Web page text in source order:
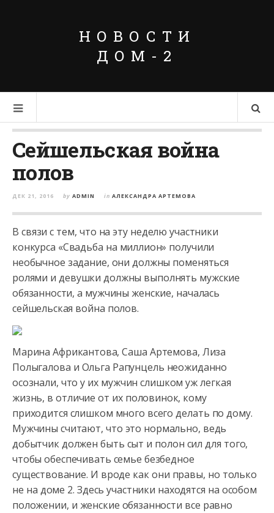
НОВОСТИ
ДОМ-2
Сейшельская война
полов
ДЕК 21, 2016 by ADMIN in АЛЕКСАНДРА АРТЕМОВА
В связи с тем, что на эту неделю участники
конкурса «Свадьба на миллион» получили
необычное задание, они должны поменяться
ролями и девушки должны выполнять мужские
обязанности, а мужчины женские, началась
сейшельская война полов.
Марина Африкантова, Саша Артемова, Лиза
Полыгалова и Ольга Рапунцель неожиданно
осознали, что у их мужчин слишком уж легкая
жизнь, в отличие от их половинок, кому
приходится слишком много всего делать по дому.
Мужчины считают, что это нормально, ведь
добытчик должен быть сыт и полон сил для того,
чтобы обеспечивать семье безбедное
существование. И вроде как они правы, но только
не на доме 2. Здесь участники находятся на особом
положении, и женские обязанности все равно